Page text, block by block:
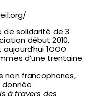
de solidarité de 3
début 2010,
1OOO
d’une trentaine
non francophones,
donnée :
à travers des